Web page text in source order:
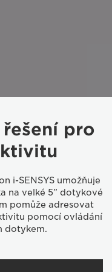
pro
i-SENSYS umožňuje
na velké 5” dotykové
pomůže adresovat
pomocí ovládání
dotykem.